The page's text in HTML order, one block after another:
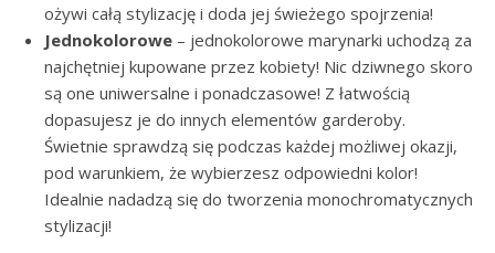
ożywi całą stylizację i doda jej świeżego spojrzenia!
Jednokolorowe – jednokolorowe marynarki uchodzą za
najchętniej kupowane przez kobiety! Nic dziwnego skoro
są one uniwersalne i ponadczasowe! Z łatwością
dopasujesz je do innych elementów garderoby.
Świetnie sprawdzą się podczas każdej możliwej okazji,
pod warunkiem, że wybierzesz odpowiedni kolor!
Idealnie nadadzą się do tworzenia monochromatycznych
stylizacji!